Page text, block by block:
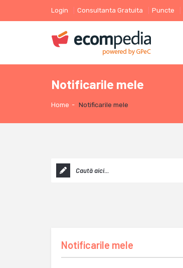
Login Consultanta Gratuita Puncte
Notificarile mele
Home - Notificarile mele
Notificarile mele